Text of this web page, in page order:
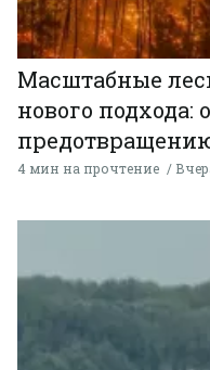
Масштабные
нового подхода:
4 мин на прочтение